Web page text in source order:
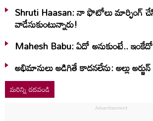
Shruti Haasan: నా ఫొటోలు మార్ఫింగ్
వాడేసుకుంటున్నారు!
Mahesh Babu: ఏదో అనుకుంటే..
అభిమానులు అడిగితే కాదనలేను: అల్లు అర్జున్
మరిన్ని చదవండి